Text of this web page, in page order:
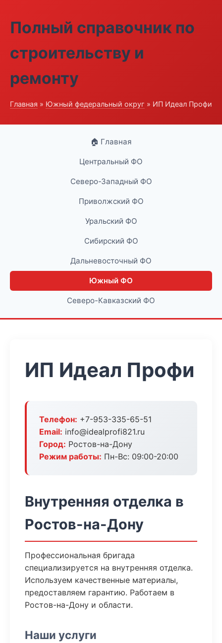
Полный справочник по
строительству и
ремонту
Главная » Южный федеральный округ » ИП Идеал Профи
🏠 Главная
Центральный ФО
Северо-Западный ФО
Приволжский ФО
Уральский ФО
Сибирский ФО
Дальневосточный ФО
Южный ФО
Северо-Кавказский ФО
ИП Идеал Профи
Телефон: +7-953-335-65-51
Email: info@idealprofi821.ru
Город: Ростов-на-Дону
Режим работы: Пн-Вс: 09:00-20:00
Внутренняя отделка в
Ростов-на-Дону
Профессиональная бригада
специализируется на внутренняя отделка.
Используем качественные материалы,
предоставляем гарантию. Работаем в
Ростов-на-Дону и области.
Наши услуги